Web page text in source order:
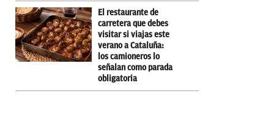
El restaurante de
carretera que debes
visitar si viajas este
verano a Cataluña:
los camioneros lo
señalan como parada
obligatoria